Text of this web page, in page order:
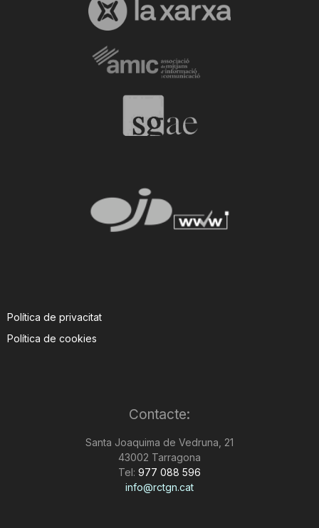
Política de privacitat
Política de cookies
Contacte:
Santa Joaquima de Vedruna, 21
43002 Tarragona
Tel: 977 088 596
info@rctgn.cat